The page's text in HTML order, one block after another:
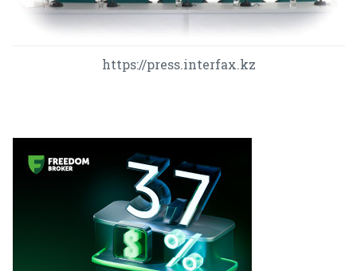
https://press.interfax.kz